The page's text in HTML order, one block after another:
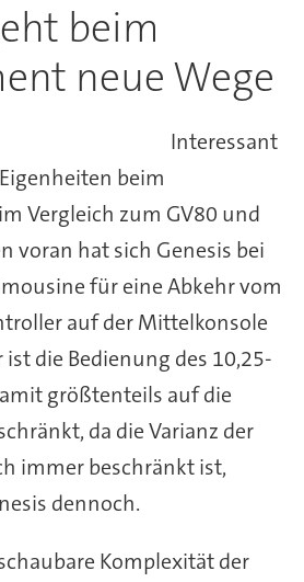
beim
neue Wege
Interessant
beim
Vergleich zum GV80 und
voran hat sich Genesis bei
für eine Abkehr vom
auf der Mittelkonsole
die Bedienung des 10,25-
größtenteils auf die
da die Varianz der
immer beschränkt ist,
dennoch.
Komplexität der